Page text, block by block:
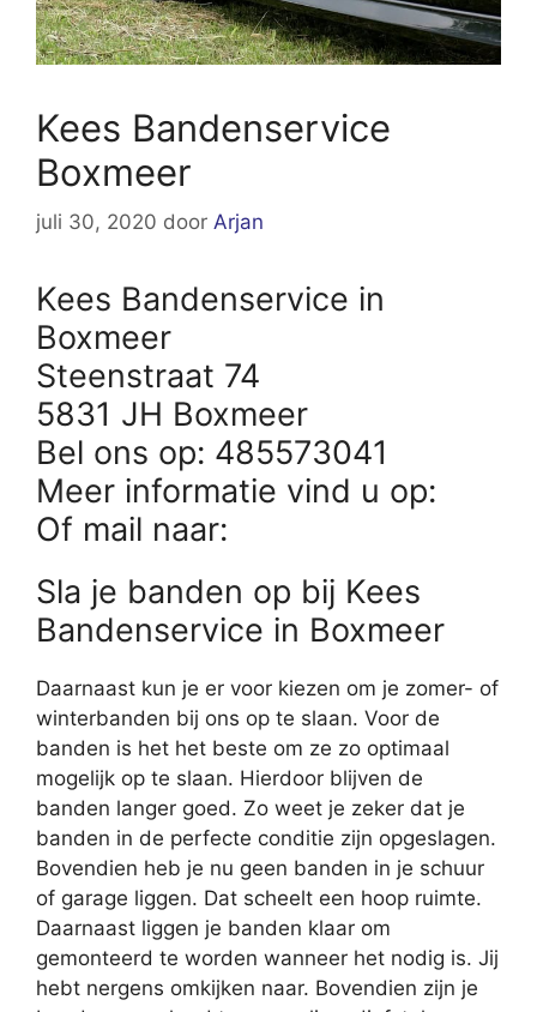
Kees Bandenservice
Boxmeer
juli 30, 2020 door Arjan
Kees Bandenservice in
Boxmeer
Steenstraat 74
5831 JH Boxmeer
Bel ons op: 485573041
Meer informatie vind u op:
Of mail naar:
Sla je banden op bij Kees
Bandenservice in Boxmeer
Daarnaast kun je er voor kiezen om je zomer- of
winterbanden bij ons op te slaan. Voor de
banden is het het beste om ze zo optimaal
mogelijk op te slaan. Hierdoor blijven de
banden langer goed. Zo weet je zeker dat je
banden in de perfecte conditie zijn opgeslagen.
Bovendien heb je nu geen banden in je schuur
of garage liggen. Dat scheelt een hoop ruimte.
Daarnaast liggen je banden klaar om
gemonteerd te worden wanneer het nodig is. Jij
hebt nergens omkijken naar. Bovendien zijn je